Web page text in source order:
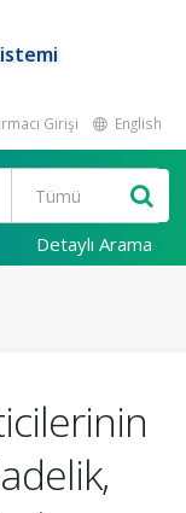
Girişi English
Detaylı Arama